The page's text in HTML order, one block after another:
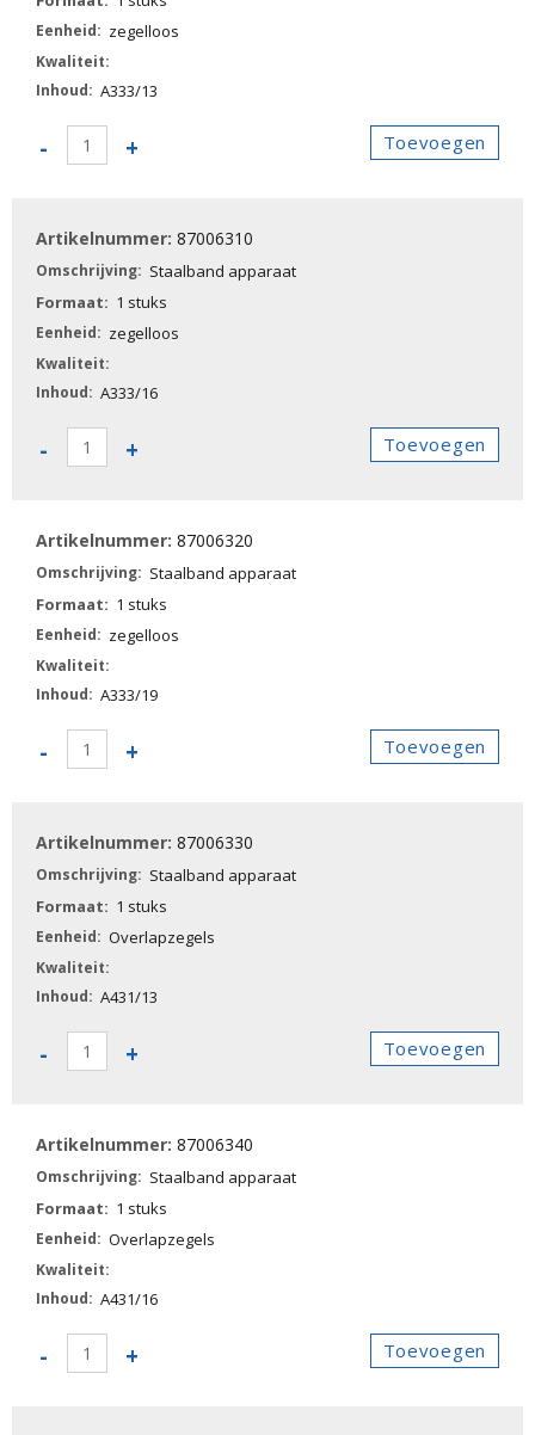
zegelloos
A333/13
-
87006300
aantal
+ Toevoegen
87006310
Staalband apparaat
1 stuks
zegelloos
A333/16
-
87006310
aantal
+ Toevoegen
87006320
Staalband apparaat
1 stuks
zegelloos
A333/19
-
87006320
aantal
+ Toevoegen
87006330
Staalband apparaat
1 stuks
Overlapzegels
A431/13
-
87006330
aantal
+ Toevoegen
87006340
Staalband apparaat
1 stuks
Overlapzegels
A431/16
-
87006340
+ Toevoegen